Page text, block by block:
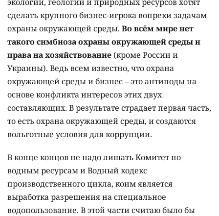
сделать крупного бизнес-игрока вопреки задачам
охраны окружающей среды. Во всём мире нет
такого симбиоза охраны окружающей среды и
права на хозяйствование (кроме России и
Украины). Ведь всем известно, что охрана
окружающей среды и бизнес – это антиподы на
основе конфликта интересов этих двух
составляющих. В результате страдает первая часть,
то есть охрана окружающей среды, и создаются
вольготные условия для коррупции.
В конце концов не надо лишать Комитет по
водным ресурсам и Водный кодекс
производственного цикла, коим является
выработка разрешения на специальное
водопользование. В этой части считаю было бы